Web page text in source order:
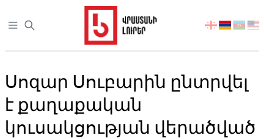
Open sidebar
აირჩიეთ
Սոզար Սուբարին ընտրվել
է քաղաքական
կուսակցության վերածված